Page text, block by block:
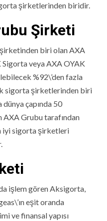
şirketlerinden biridir.
Şirketi
biri olan AXA
veya AXA OYAK
%92\’den fazla
sigorta şirketlerinden biri
dünya çapında 50
Grubu tarafından
iyi sigorta şirketleri
işlem gören Aksigorta,
eşit oranda
ve finansal yapısı